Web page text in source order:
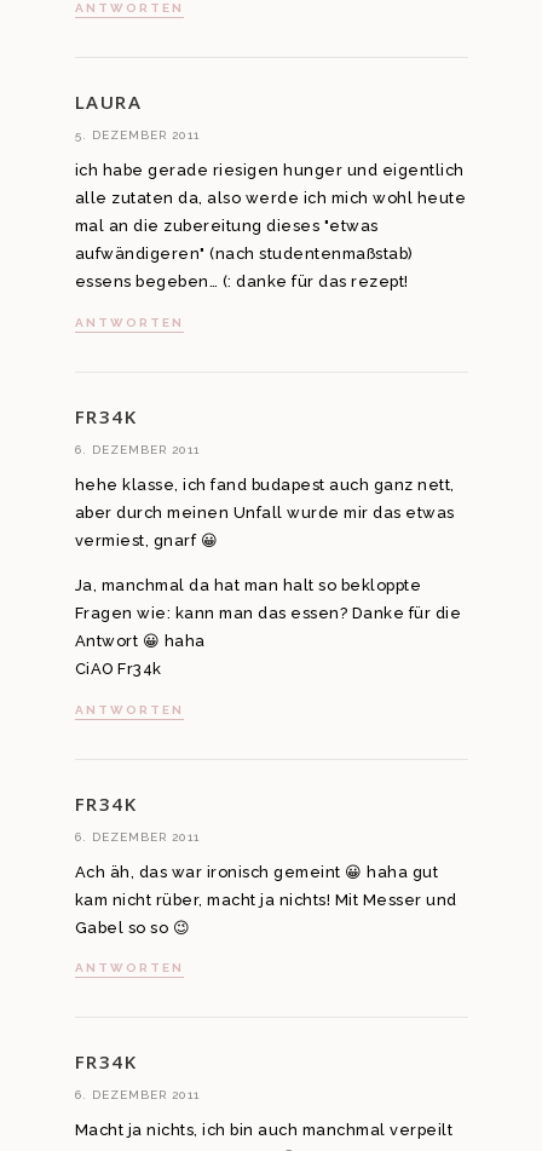
ANTWORTEN
LAURA
5. DEZEMBER 2011
ich habe gerade riesigen hunger und eigentlich
alle zutaten da, also werde ich mich wohl heute
mal an die zubereitung dieses "etwas
aufwändigeren" (nach studentenmaßstab)
essens begeben… (: danke für das rezept!
ANTWORTEN
FR34K
6. DEZEMBER 2011
hehe klasse, ich fand budapest auch ganz nett,
aber durch meinen Unfall wurde mir das etwas
vermiest, gnarf 😀
Ja, manchmal da hat man halt so bekloppte
Fragen wie: kann man das essen? Danke für die
Antwort 😀 haha
CiAO Fr34k
ANTWORTEN
FR34K
6. DEZEMBER 2011
Ach äh, das war ironisch gemeint 😀 haha gut
kam nicht rüber, macht ja nichts! Mit Messer und
Gabel so so 😉
ANTWORTEN
FR34K
6. DEZEMBER 2011
Macht ja nichts, ich bin auch manchmal verpeilt